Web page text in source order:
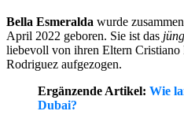
Bella Esmeralda wurde
April 2022 geboren. Sie ist das
liebevoll von ihren Eltern Cristiano
Rodriguez aufgezogen.
Ergänzende Artikel: Wie
Dubai?